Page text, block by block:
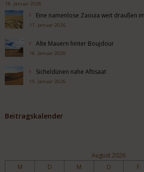
18. Januar 2026
Eine namenlose Zaouia weit draußen
17. Januar 2026
Alte Mauern hinter Boujdour
16. Januar 2026
Sicheldünen nahe Aftisaat
15. Januar 2026
Beitragskalender
August 2026
M D M D F